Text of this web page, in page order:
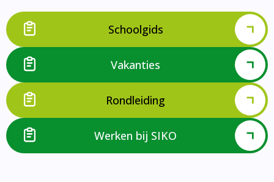
Schoolgids
Vakanties
Rondleiding
Werken bij SIKO